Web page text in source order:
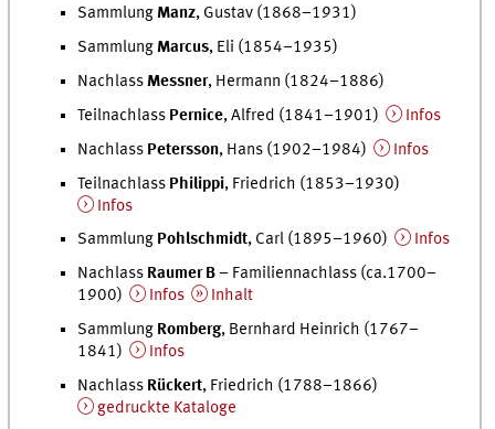
SammlungManz, Gustav (1868–1931)
SammlungMarcus, Eli (1854–1935)
NachlassMessner, Hermann (1824–1886)
Teilnachlass Pernice, Alfred (1841–1901)
Infos
Nachlass Petersson, Hans (1902–1984)
Infos
Teilnachlass Philippi, Friedrich (1853–1930)
Infos
Sammlung Pohlschmidt, Carl (1895–1960)
Infos
Nachlass Raumer B– Familiennachlass (ca.1700–
1900)
Infos
Inhalt
Sammlung Romberg, Bernhard Heinrich (1767–
1841)
Infos
Nachlass Rückert, Friedrich (1788–1866)
gedruckte Kataloge